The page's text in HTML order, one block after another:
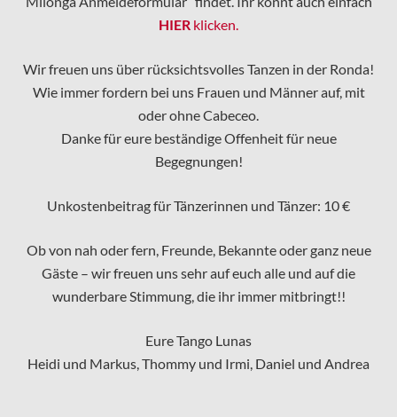
HIER klicken.
Wir freuen uns über rücksichtsvolles Tanzen in der Ronda!
Wie immer fordern bei uns Frauen und Männer auf, mit
oder ohne Cabeceo.
Danke für eure beständige Offenheit für neue
Begegnungen!
Unkostenbeitrag für Tänzerinnen und Tänzer: 10 €
Ob von nah oder fern, Freunde, Bekannte oder ganz neue
Gäste – wir freuen uns sehr auf euch alle und auf die
wunderbare Stimmung, die ihr immer mitbringt!!
Eure Tango Lunas
Heidi und Markus, Thommy und Irmi, Daniel und Andrea